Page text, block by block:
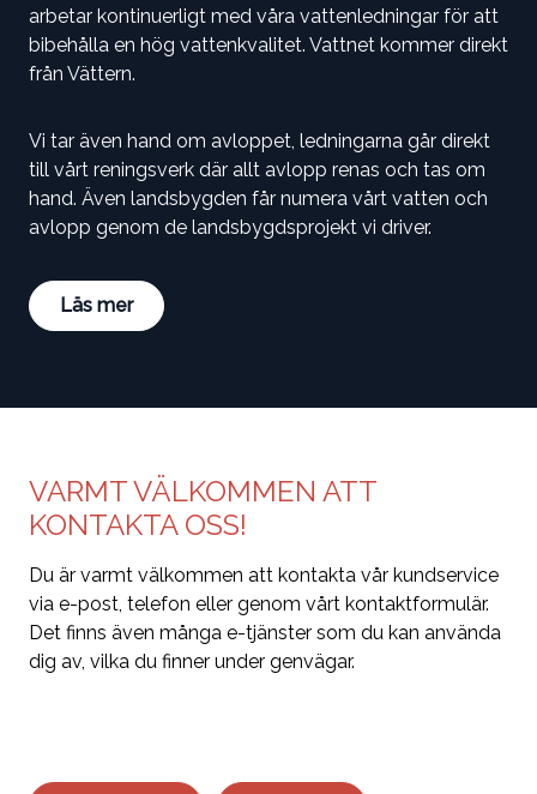
arbetar kontinuerligt med våra vattenledningar för att
bibehålla en hög vattenkvalitet. Vattnet kommer direkt
från Vättern.
Vi tar även hand om avloppet, ledningarna går direkt
till vårt reningsverk där allt avlopp renas och tas om
hand. Även landsbygden får numera vårt vatten och
avlopp genom de landsbygdsprojekt vi driver.
Läs mer
VARMT VÄLKOMMEN ATT
KONTAKTA OSS!
Du är varmt välkommen att kontakta vår kundservice
via e-post, telefon eller genom vårt kontaktformulär.
Det finns även många e-tjänster som du kan använda
dig av, vilka du finner under genvägar.